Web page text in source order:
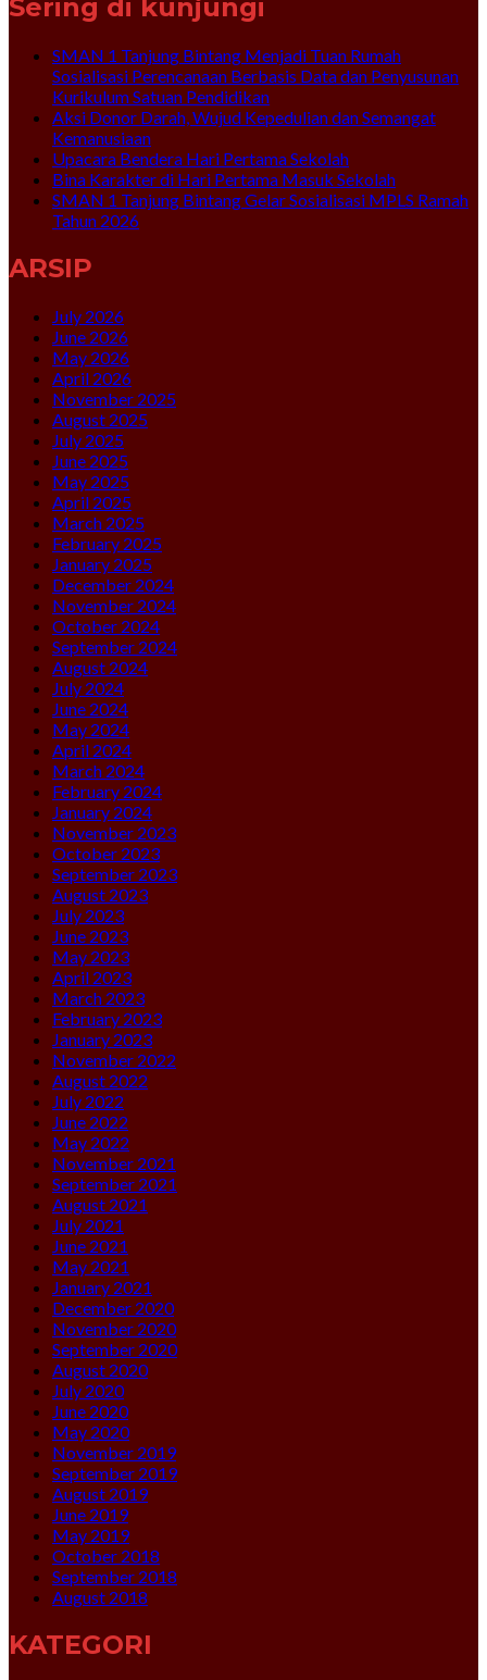
Sering di kunjungi
SMAN 1 Tanjung Bintang Menjadi Tuan Rumah
Sosialisasi Perencanaan Berbasis Data dan Penyusunan
Kurikulum Satuan Pendidikan
Aksi Donor Darah, Wujud Kepedulian dan Semangat
Kemanusiaan
Upacara Bendera Hari Pertama Sekolah
Bina Karakter di Hari Pertama Masuk Sekolah
SMAN 1 Tanjung Bintang Gelar Sosialisasi MPLS Ramah
Tahun 2026
ARSIP
July 2026
June 2026
May 2026
April 2026
November 2025
August 2025
July 2025
June 2025
May 2025
April 2025
March 2025
February 2025
January 2025
December 2024
November 2024
October 2024
September 2024
August 2024
July 2024
June 2024
May 2024
April 2024
March 2024
February 2024
January 2024
November 2023
October 2023
September 2023
August 2023
July 2023
June 2023
May 2023
April 2023
March 2023
February 2023
January 2023
November 2022
August 2022
July 2022
June 2022
May 2022
November 2021
September 2021
August 2021
July 2021
June 2021
May 2021
January 2021
December 2020
November 2020
September 2020
August 2020
July 2020
June 2020
May 2020
November 2019
September 2019
August 2019
June 2019
May 2019
October 2018
September 2018
August 2018
KATEGORI